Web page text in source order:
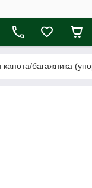
капота/багажника